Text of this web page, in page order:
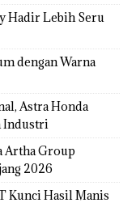
Hadir Lebih Seru
dengan Warna
Astra Honda
Industri
Artha Group
2026
Kunci Hasil Manis